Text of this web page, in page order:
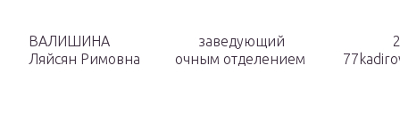
ВАЛИШИНА
Ляйсян Римовна
заведующий
очным отделением